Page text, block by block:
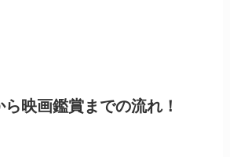
映画鑑賞までの流れ！